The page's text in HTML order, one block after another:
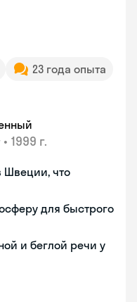
23 года опыта
• 1999 г.
Швеции, что
для быстрого
и беглой речи у